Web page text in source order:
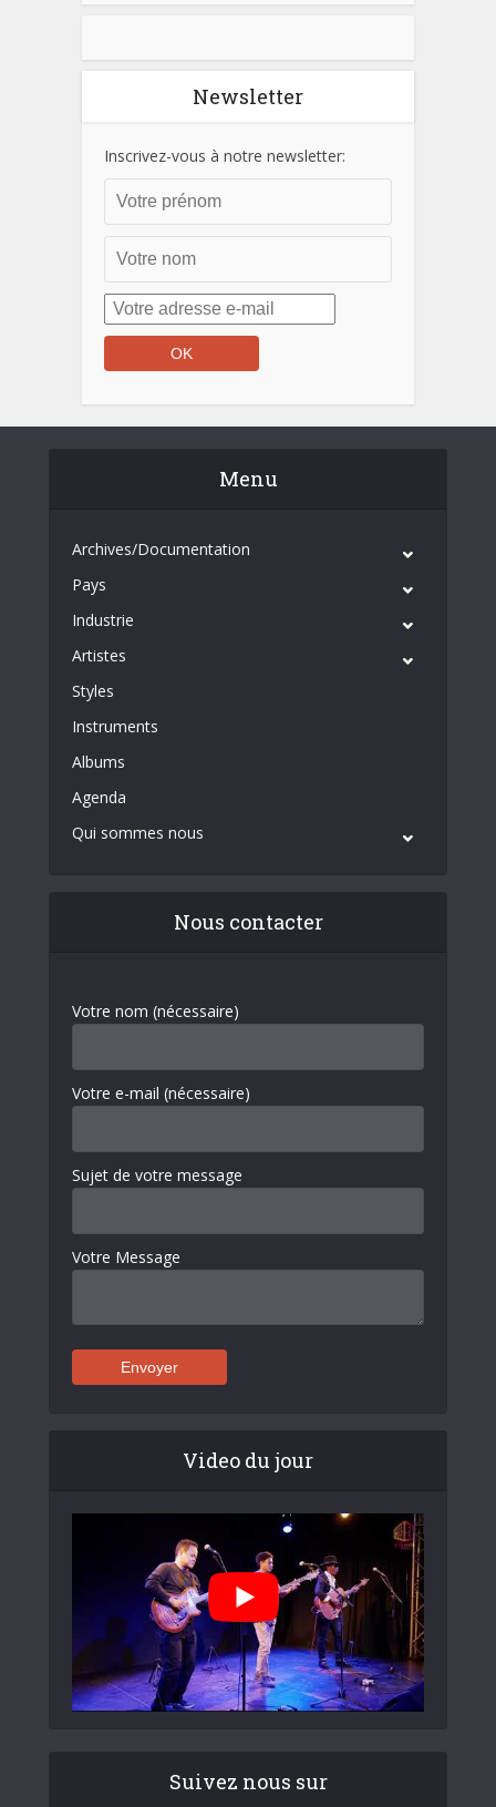
Newsletter
Inscrivez-vous à notre newsletter:
Menu
Archives/Documentation
Pays
Industrie
Artistes
Styles
Instruments
Albums
Agenda
Qui sommes nous
Nous contacter
Votre nom (nécessaire)
Votre e-mail (nécessaire)
Sujet de votre message
Votre Message
Video du jour
Suivez nous sur